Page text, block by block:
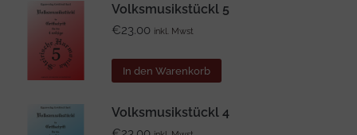
Volksmusikstückl 5
€23.00 inkl. Mwst
In den Warenkorb
Volksmusikstückl 4